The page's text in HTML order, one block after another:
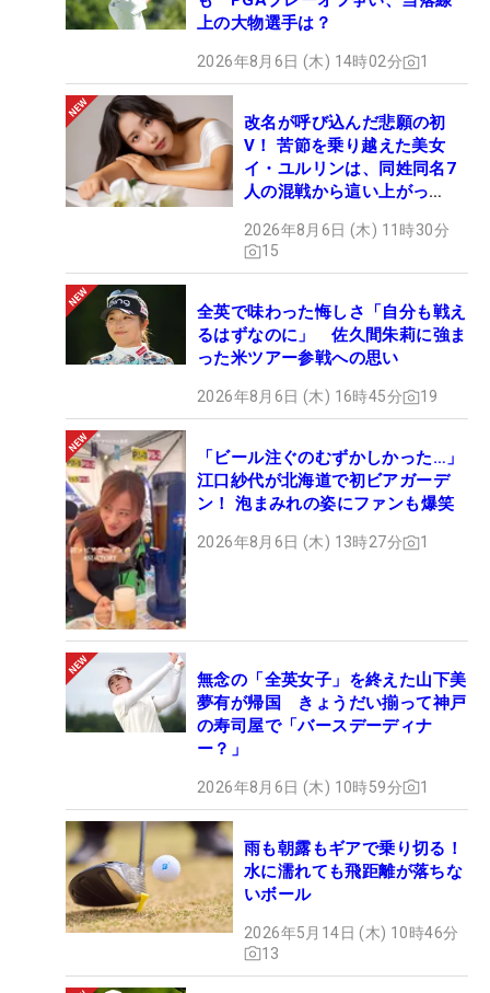
上の大物選手は？
2026年8月6日 (木) 14時02分 1
改名が呼び込んだ悲願の初
V！ 苦節を乗り越えた美女
イ・ユルリンは、同姓同名7
人の混戦から這い上がっ
2026年8月6日 (木) 11時30分
15
全英で味わった悔しさ「自分も戦え
るはずなのに」 佐久間朱莉に強ま
った米ツアー参戦への思い
2026年8月6日 (木) 16時45分 19
「ビール注ぐのむずかしかった…」
江口紗代が北海道で初ビアガーデ
ン！ 泡まみれの姿にファンも爆笑
2026年8月6日 (木) 13時27分 1
無念の「全英女子」を終えた山下美
夢有が帰国 きょうだい揃って神戸
の寿司屋で「バースデーディナ
ー？」
2026年8月6日 (木) 10時59分 1
雨も朝露もギアで乗り切る！
水に濡れても飛距離が落ちな
いボール
2026年5月14日 (木) 10時46分
13